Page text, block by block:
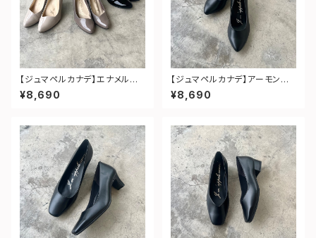
【ジュマペルカナデ】エナメルコ
ンビパンプス
¥8,690
【ジュマペルカナデ】アーモンドト
ゥフォーマルパンプス
¥8,690